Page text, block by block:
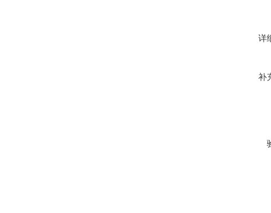
详
补